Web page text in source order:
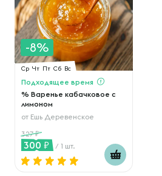
-8%
Ср Чт Пт Сб Вс
Подходящее время
% Варенье кабачковое с
лимоном
от Ешь Деревенское
327
300 / 1 шт.